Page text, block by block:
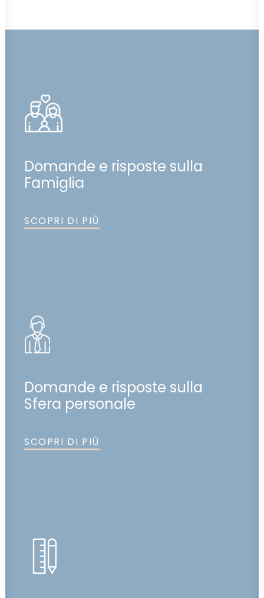
Domande e risposte sulla
Famiglia
SCOPRI DI PIÙ
Domande e risposte sulla
Sfera personale
SCOPRI DI PIÙ